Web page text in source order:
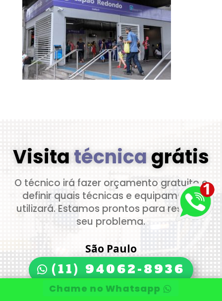
Visitatécnicagrátis
O técnico irá fazer orçamento gratuito e
definir quais técnicas e equipamento
utilizará. Estamos prontos para resolver
seu problema.
São Paulo
(11) 94062-8936
Chame no Whatsapp